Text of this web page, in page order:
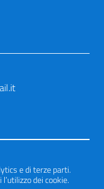
e di terze parti.
dei cookie.
siti PA di AgID